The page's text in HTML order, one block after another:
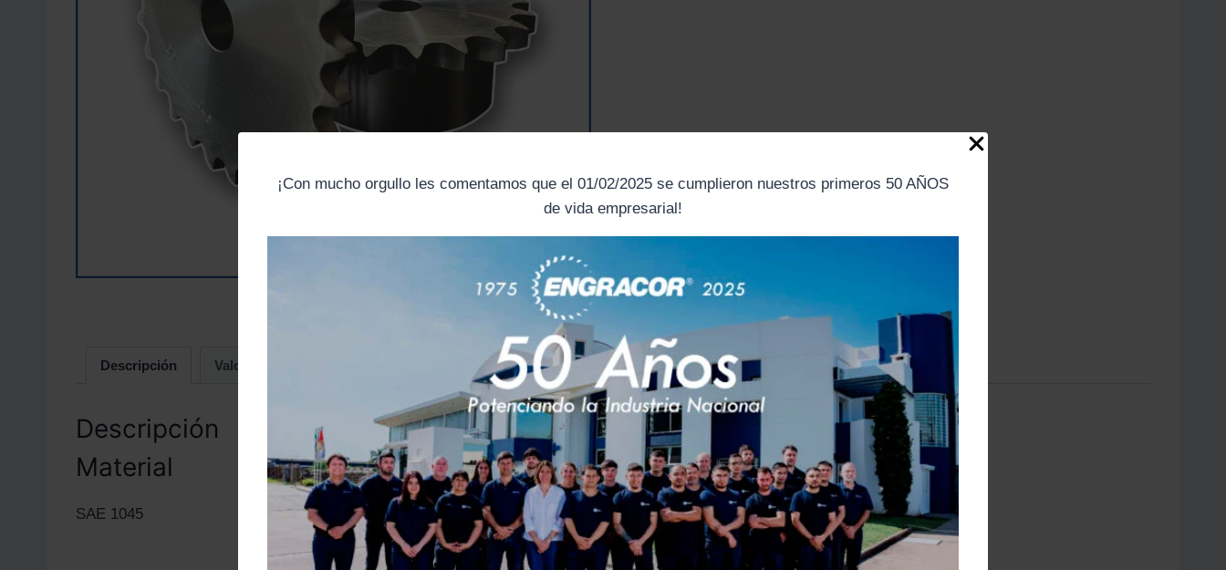
¡Con mucho orgullo les comentamos que el 01/02/2025 se cumplieron nuestros primeros 50 AÑOS
de vida empresarial!
Descripción Valoraciones (0)
Descripción
Material
SAE 1045